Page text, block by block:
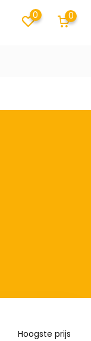
0 0
Hoogste prijs